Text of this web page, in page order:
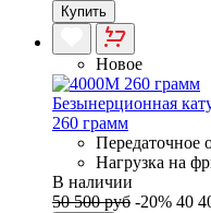
Купить
Новое
Безынерционная
260 грамм
Передаточное
Нагрузка на
В наличии
50 500 руб -20% 40